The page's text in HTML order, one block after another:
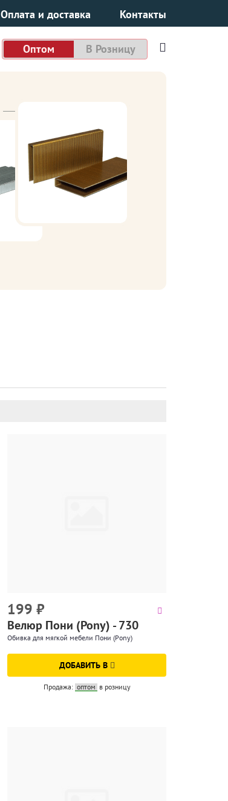
Оплата и доставка Контакты
Оптом В Розницу
199₽
Велюр Пони (Pony) - 730
Обивка для мягкой мебели Пони (Pony)
ДОБАВИТЬ В
Продажа: оптом в розницу